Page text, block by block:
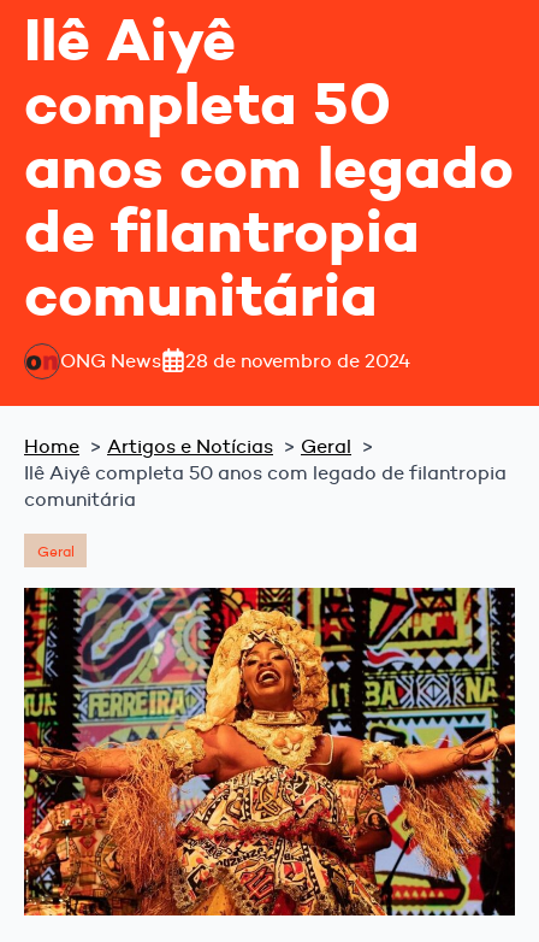
Ilê Aiyê
completa 50
anos com legado
de filantropia
comunitária
ONG News 28 de novembro de 2024
Home Artigos e Notícias
Geral
Ilê Aiyê completa 50 anos com legado de filantropia
comunitária
Geral